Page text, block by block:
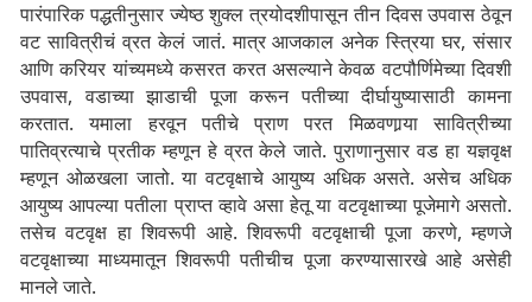
पारंपारिक पद्धतीनुसार ज्येष्ठ शुक्ल त्रयोदशीपासून तीन दिवस उपवास ठेवून
वट सावित्रीचं व्रत केलं जातं. मात्र आजकाल अनेक स्त्रिया घर, संसार
आणि करियर यांच्यमध्ये कसरत करत असल्याने केवळ वटपौर्णिमेच्या दिवशी
उपवास, वडाच्या झाडाची पूजा करून पतीच्या दीर्घायुष्यासाठी कामना
करतात. यमाला हरवून पतीचे प्राण परत मिळवणार्‍या सावित्रीच्या
पातिव्रत्याचे प्रतीक म्हणून हे व्रत केले जाते. पुराणानुसार वड हा यज्ञवृक्ष
म्हणून ओळखला जातो. या वटवृक्षाचे आयुष्य अधिक असते. असेच अधिक
आयुष्य आपल्या पतीला प्राप्त व्हावे असा हेतू या वटवृक्षाच्या पूजेमागे असतो.
तसेच वटवृक्ष हा शिवरूपी आहे. शिवरूपी वटवृक्षाची पूजा करणे, म्हणजे
वटवृक्षाच्या माध्यमातून शिवरूपी पतीचीच पूजा करण्यासारखे आहे असेही
मानले जाते.